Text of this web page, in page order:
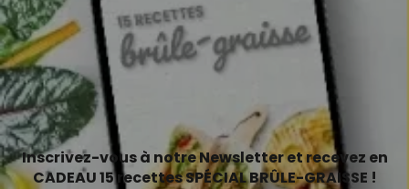
Inscrivez-vous à notre Newsletter et recevez en
CADEAU 15 recettes SPÉCIAL BRÛLE-GRAISSE !